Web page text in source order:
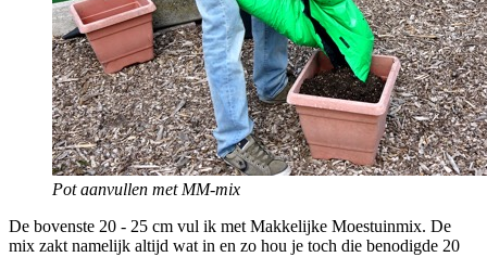
Pot aanvullen met MM-mix
De bovenste 20 - 25 cm vul ik met Makkelijke Moestuinmix. De
mix zakt namelijk altijd wat in en zo hou je toch die benodigde 20